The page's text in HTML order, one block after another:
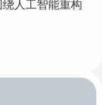
人工智能重构